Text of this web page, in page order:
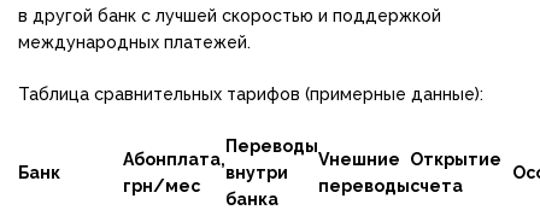
в другой банк с лучшей скоростью и поддержкой
международных платежей.
Таблица сравнительных тарифов (примерные данные):
Банк
Абонплата,
грн/мес
Переводы
внутри
банка
Vнешние
переводы
Открытие
счета